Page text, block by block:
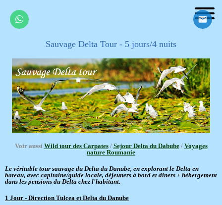
Sauvage Delta Tour - 5 jours/4 nuits
Voir aussi Wild tour des Carpates/ Sejour Delta du Dabube/ Voyages
nature Roumanie
Le véritable tour sauvage du Delta du Danube, en explorant le Delta en
bateau, avec capitaine/guide locale, déjeuners à bord et diners + hébergement
dans les pensions du Delta chez l'habitant.
1 Jour - Direction Tulcea et Delta du Danube